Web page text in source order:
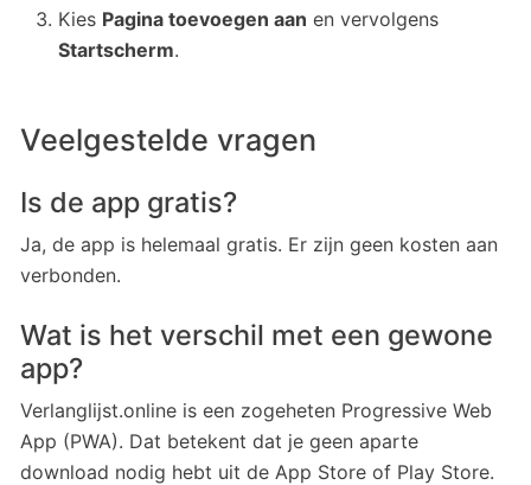
Kies Pagina toevoegen aan en vervolgens
Startscherm.
Veelgestelde vragen
Is de app gratis?
Ja, de app is helemaal gratis. Er zijn geen kosten aan
verbonden.
Wat is het verschil met een gewone
app?
Verlanglijst.online is een zogeheten Progressive Web
App (PWA). Dat betekent dat je geen aparte
download nodig hebt uit de App Store of Play Store.